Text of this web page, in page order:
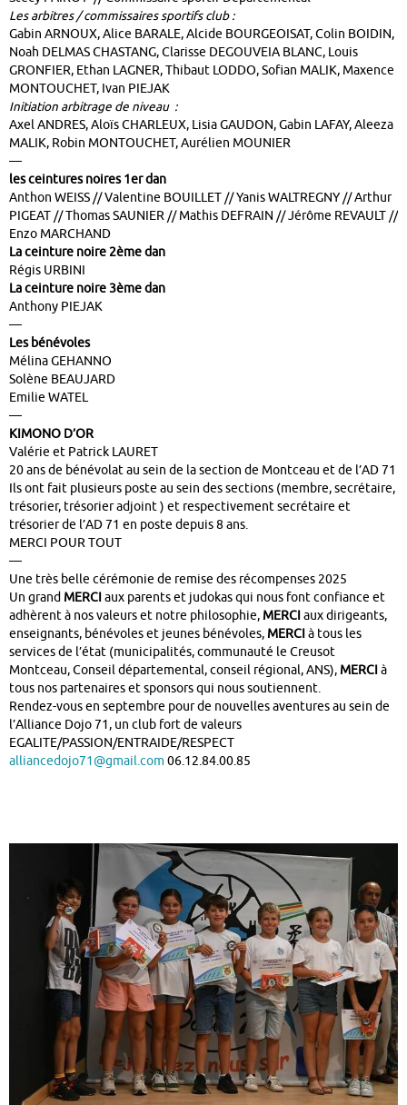
Les arbitres / commissaires sportifs club :
Gabin ARNOUX, Alice BARALE, Alcide BOURGEOISAT, Colin BOIDIN,
Noah DELMAS CHASTANG, Clarisse DEGOUVEIA BLANC, Louis
GRONFIER, Ethan LAGNER, Thibaut LODDO, Sofian MALIK, Maxence
MONTOUCHET, Ivan PIEJAK
Initiation arbitrage de niveau :
Axel ANDRES, Aloïs CHARLEUX, Lisia GAUDON, Gabin LAFAY, Aleeza
MALIK, Robin MONTOUCHET, Aurélien MOUNIER
—
les ceintures noires 1er dan
Anthon WEISS // Valentine BOUILLET // Yanis WALTREGNY // Arthur
PIGEAT // Thomas SAUNIER // Mathis DEFRAIN // Jérôme REVAULT //
Enzo MARCHAND
La ceinture noire 2ème dan
Régis URBINI
La ceinture noire 3ème dan
Anthony PIEJAK
—
Les bénévoles
Mélina GEHANNO
Solène BEAUJARD
Emilie WATEL
—
KIMONO D’OR
Valérie et Patrick LAURET
20 ans de bénévolat au sein de la section de Montceau et de l’AD 71
Ils ont fait plusieurs poste au sein des sections (membre, secrétaire,
trésorier, trésorier adjoint ) et respectivement secrétaire et
trésorier de l’AD 71 en poste depuis 8 ans.
MERCI POUR TOUT
—
Une très belle cérémonie de remise des récompenses 2025
Un grand MERCIaux parents et judokas qui nous font confiance et
adhèrent à nos valeurs et notre philosophie, MERCIaux dirigeants,
enseignants, bénévoles et jeunes bénévoles, MERCIà tous les
services de l’état (municipalités, communauté le Creusot
Montceau, Conseil départemental, conseil régional, ANS), MERCIà
tous nos partenaires et sponsors qui nous soutiennent.
Rendez-vous en septembre pour de nouvelles aventures au sein de
l’Alliance Dojo 71, un club fort de valeurs
EGALITE/PASSION/ENTRAIDE/RESPECT
alliancedojo71@gmail.com 06.12.84.00.85